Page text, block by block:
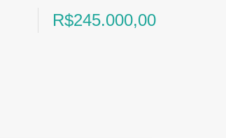
R$245.000,00